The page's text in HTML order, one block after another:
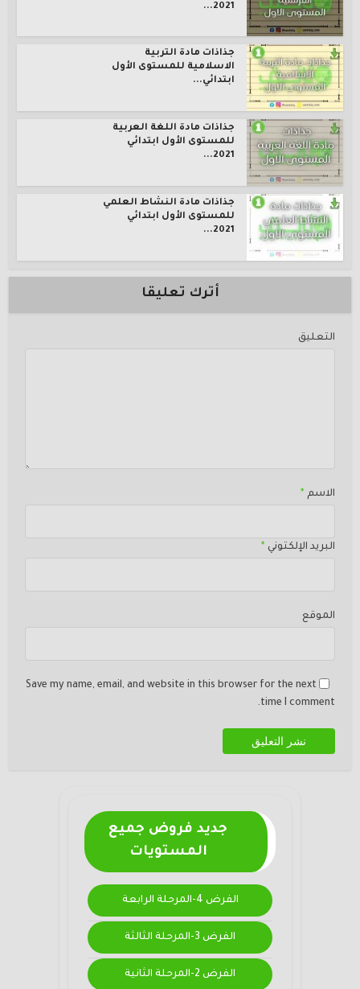
2021...
جذاذات مادة التربية
الاسلامية للمستوى الأول
ابتدائي...
جذاذات مادة اللغة العربية
للمستوى الأول ابتدائي
2021...
جذاذات مادة النشاط العلمي
للمستوى الأول ابتدائي
2021...
أترك تعليقا
التعليق
الاسم *
البريد الإلكتوني *
الموقع
Save my name, email, and website in this browser for the next
time I comment.
جديد فروض جميع
المستويات
الفرض 4-المرحلة الرابعة
الفرض 3-المرحلة الثالثة
الفرض 2-المرحلة الثانية